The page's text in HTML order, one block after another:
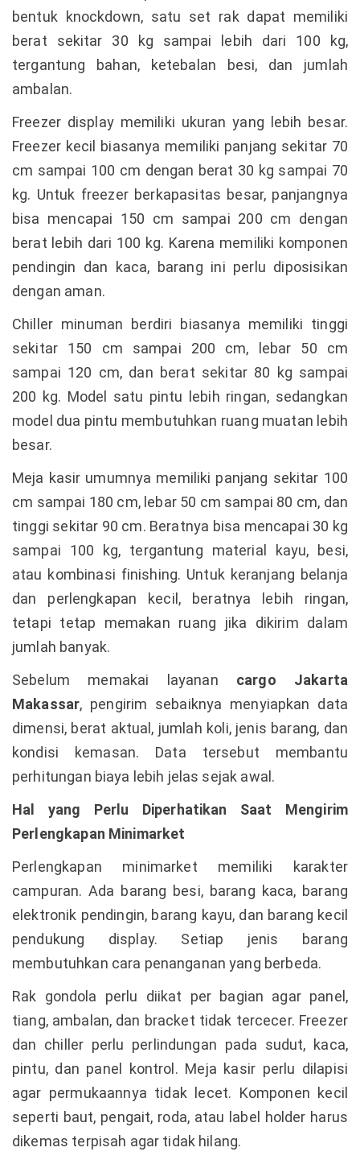
bentuk knockdown, satu set rak dapat memiliki
berat sekitar 30 kg sampai lebih dari 100 kg,
tergantung bahan, ketebalan besi, dan jumlah
ambalan.
Freezer display memiliki ukuran yang lebih besar.
Freezer kecil biasanya memiliki panjang sekitar 70
cm sampai 100 cm dengan berat 30 kg sampai 70
kg. Untuk freezer berkapasitas besar, panjangnya
bisa mencapai 150 cm sampai 200 cm dengan
berat lebih dari 100 kg. Karena memiliki komponen
pendingin dan kaca, barang ini perlu diposisikan
dengan aman.
Chiller minuman berdiri biasanya memiliki tinggi
sekitar 150 cm sampai 200 cm, lebar 50 cm
sampai 120 cm, dan berat sekitar 80 kg sampai
200 kg. Model satu pintu lebih ringan, sedangkan
model dua pintu membutuhkan ruang muatan lebih
besar.
Meja kasir umumnya memiliki panjang sekitar 100
cm sampai 180 cm, lebar 50 cm sampai 80 cm, dan
tinggi sekitar 90 cm. Beratnya bisa mencapai 30 kg
sampai 100 kg, tergantung material kayu, besi,
atau kombinasi finishing. Untuk keranjang belanja
dan perlengkapan kecil, beratnya lebih ringan,
tetapi tetap memakan ruang jika dikirim dalam
jumlah banyak.
Sebelum memakai layanan cargo Jakarta
Makassar, pengirim sebaiknya menyiapkan data
dimensi, berat aktual, jumlah koli, jenis barang, dan
kondisi kemasan. Data tersebut membantu
perhitungan biaya lebih jelas sejak awal.
Hal yang Perlu Diperhatikan Saat Mengirim
Perlengkapan Minimarket
Perlengkapan minimarket memiliki karakter
campuran. Ada barang besi, barang kaca, barang
elektronik pendingin, barang kayu, dan barang kecil
pendukung display. Setiap jenis barang
membutuhkan cara penanganan yang berbeda.
Rak gondola perlu diikat per bagian agar panel,
tiang, ambalan, dan bracket tidak tercecer. Freezer
dan chiller perlu perlindungan pada sudut, kaca,
pintu, dan panel kontrol. Meja kasir perlu dilapisi
agar permukaannya tidak lecet. Komponen kecil
seperti baut, pengait, roda, atau label holder harus
dikemas terpisah agar tidak hilang.